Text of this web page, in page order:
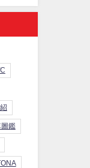
鑑